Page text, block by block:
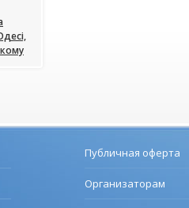
Публичная оферта
Организаторам